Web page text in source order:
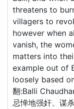
threatens to
villagers to
however when
vanish, the
matters into
example out of
loosely based
翻:Balli
忌惮地强奸、谋